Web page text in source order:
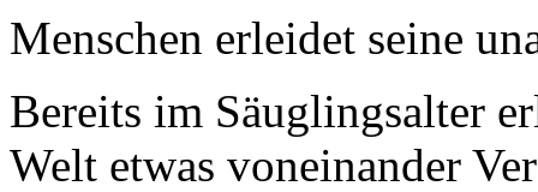
Menschen erleidet seine
Bereits im Säuglingsalter
Welt etwas voneinander